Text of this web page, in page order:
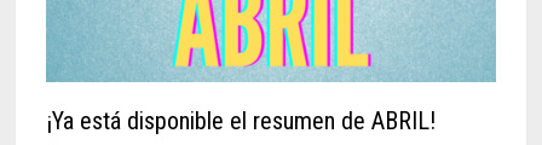
¡Ya está disponible el resumen de ABRIL!